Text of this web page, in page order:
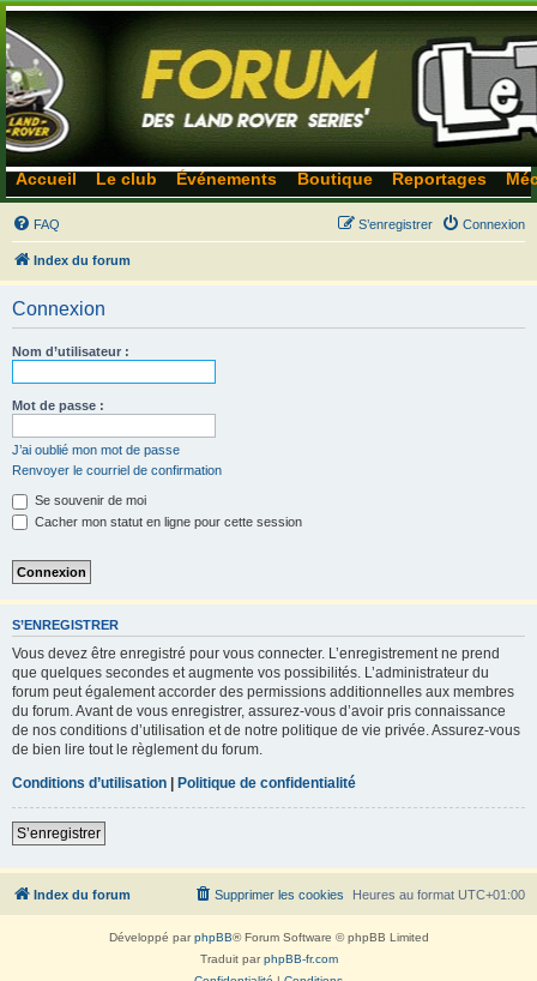
Accueil Le club Événements Boutique Reportages
FAQ Connexion
S’enregistrer
Index du forum
Connexion
Nom d’utilisateur :
Mot de passe :
J’ai oublié mon mot de passe
Renvoyer le courriel de confirmation
Se souvenir de moi
Cacher mon statut en ligne pour cette session
S’ENREGISTRER
Vous devez être enregistré pour vous connecter. L’enregistrement ne prend
que quelques secondes et augmente vos possibilités. L’administrateur du
forum peut également accorder des permissions additionnelles aux membres
du forum. Avant de vous enregistrer, assurez-vous d’avoir pris connaissance
de nos conditions d’utilisation et de notre politique de vie privée. Assurez-vous
de bien lire tout le règlement du forum.
Conditions d’utilisation | Politique de confidentialité
S’enregistrer
Index du forum Heures au format UTC+01:00
Supprimer les cookies
Développé parphpBB® Forum Software © phpBB Limited
Traduit parphpBB-fr.com